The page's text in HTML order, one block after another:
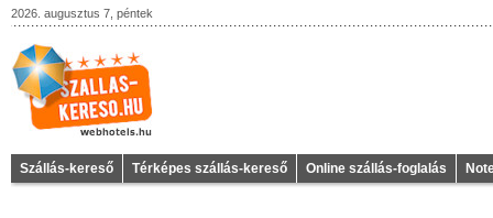
2026. augusztus 7, péntek
Szállás-kereső Térképes szállás-kereső Online szállás-foglalás